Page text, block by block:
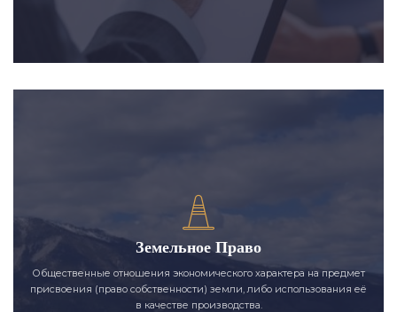
Земельное Право
Общественные отношения экономического характера на предмет
присвоения (право собственности) земли, либо использования её
в качестве производства.